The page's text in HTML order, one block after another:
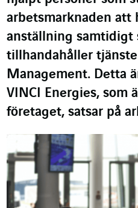
arbetsmarknaden att
anställning samtidigt
tillhandahåller
Management. Detta
VINCI Energies, som
företaget, satsar på